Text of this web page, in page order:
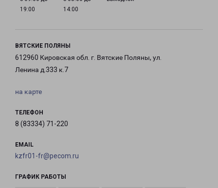
19:00
14:00
ВЯТСКИЕ ПОЛЯНЫ
612960 Кировская обл. г. Вятские Поляны, ул.
Ленина д.333 к.7
на карте
ТЕЛЕФОН
8 (83334) 71-220
EMAIL
kzfr01-fr@pecom.ru
ГРАФИК РАБОТЫ